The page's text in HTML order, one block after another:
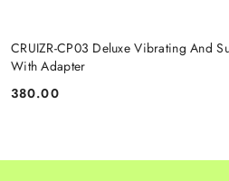
CRUIZR-CP03 Deluxe Vibrating And
With Adapter
Cena:
380.00